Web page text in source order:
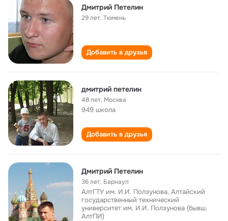
Дмитрий Петелин
29 лет,Тюмень
Добавить в друзья
дмитрий петелин
48 лет, Москва
949 школа
Добавить в друзья
Дмитрий Петелин
36 лет, Барнаул
АлтГТУ им. И.И. Ползунова, Алтайский
государственный технический
университет им. И.И. Ползунова (бывш.
АлтПИ)